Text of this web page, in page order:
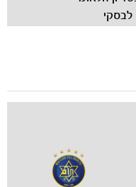
לבסקי